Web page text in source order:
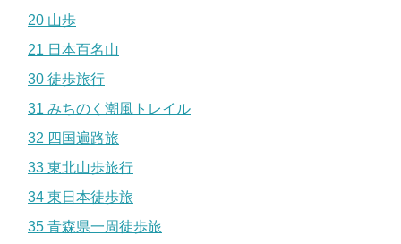
20 山歩
21 日本百名山
30 徒歩旅行
31 みちのく潮風トレイル
32 四国遍路旅
33 東北山歩旅行
34 東日本徒歩旅
35 青森県一周徒歩旅